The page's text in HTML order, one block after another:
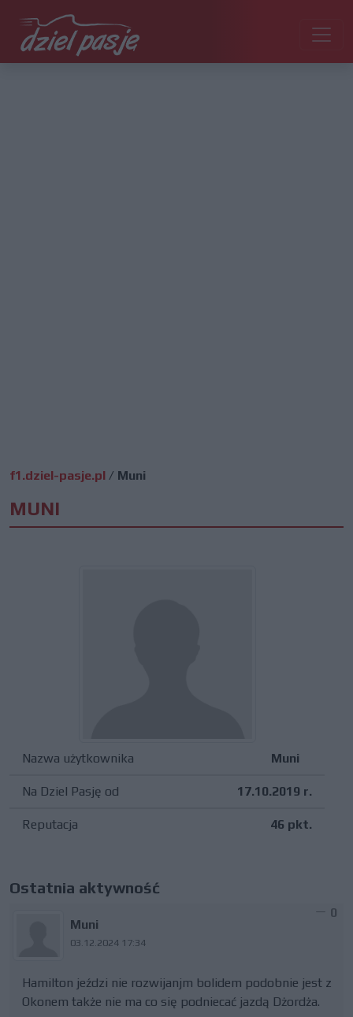
f1.dziel-pasje.pl / Muni
MUNI
Nazwa użytkownika Muni
Na Dziel Pasję od 17.10.2019 r.
Reputacja 46 pkt.
Ostatnia aktywność
Muni
03.12.2024 17:34
0
Hamilton jeździ nie rozwijanjm bolidem podobnie jest z
Okonem także nie ma co się podniecać jazdą Dżordża.